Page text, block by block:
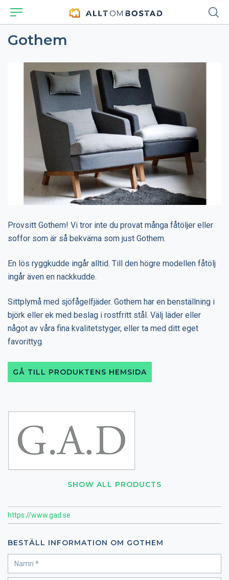
Gothem
SHOW ALL PRODUCTS
https://www.gad.se
BESTÄLL INFORMATION OM GOTHEM
Provsitt Gothem! Vi tror inte du provat många fåtöljer eller
soffor som är så bekväma som just Gothem.
En lös ryggkudde ingår alltid. Till den högre modellen fåtölj
ingår även en nackkudde.
Sittplymå med sjöfågelfjäder. Gothem har en benställning i
björk eller ek med beslag i rostfritt stål. Välj läder eller
något av våra fina kvalitetstyger, eller ta med ditt eget
favorittyg.
GÅ TILL PRODUKTENS HEMSIDA